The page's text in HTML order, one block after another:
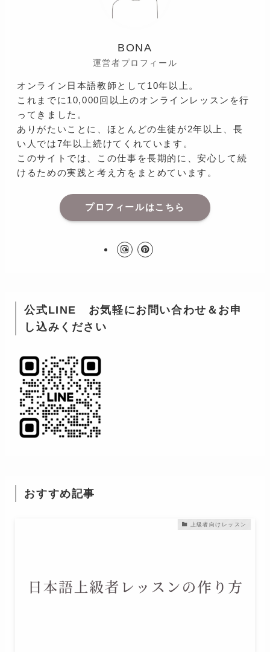
BONA
運営者プロフィール
オンライン日本語教師として10年以上。
これまでに10,000回以上のオンラインレッスンを行
ってきました。
ありがたいことに、ほとんどの生徒が2年以上、長
い人では7年以上続けてくれています。
このサイトでは、この仕事を長期的に、安心して続
けるための実践と考え方をまとめています。
プロフィールはこちら
公式LINE お気軽にお問い合わせ＆お申
し込みください
おすすめ記事
上級者向けレッスン